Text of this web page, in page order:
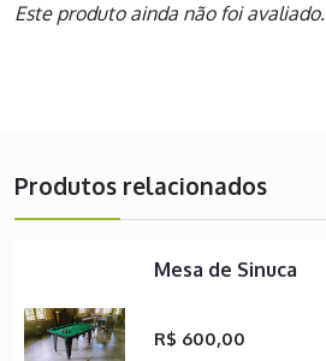
Este produto ainda não foi avaliado.
Produtos relacionados
Mesa de Sinuca
R$ 600,00